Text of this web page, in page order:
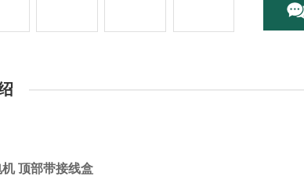
顶部带接线盒